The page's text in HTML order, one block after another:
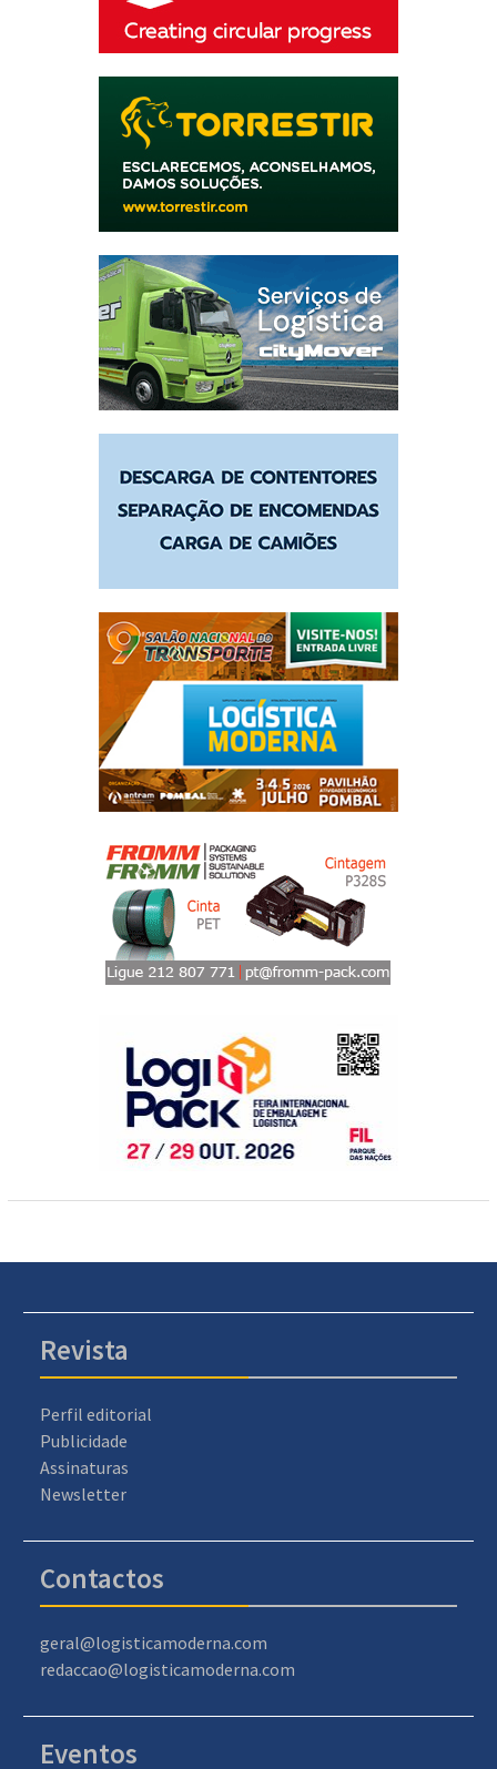
Revista
Perfil editorial
Publicidade
Assinaturas
Newsletter
Contactos
geral@logisticamoderna.com
redaccao@logisticamoderna.com
Eventos